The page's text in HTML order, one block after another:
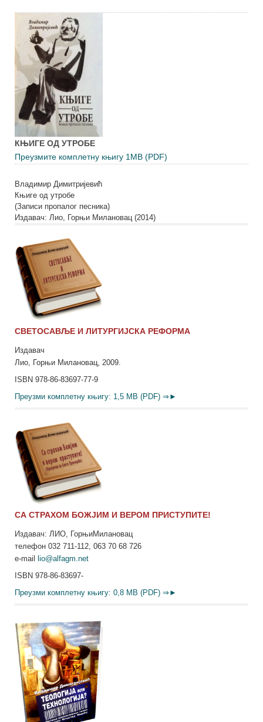
КЊИГЕ ОД УТРОБЕ
Преузмите комплетну књигу 1MB (PDF)
Владимир Димитријевић
Књиге од утробе
(Записи пропалог песника)
Издавач: Лио, Горњи Милановац (2014)
СВЕТОСАВЉЕ И ЛИТУРГИЈСКА РЕФОРМА
Издавач
Лио, Горњи Милановац, 2009.
ISBN 978-86-83697-77-9
Преузми комплетну књигу: 1,5 MB (PDF) ⇒►
СА СТРАХОМ БОЖЈИМ И ВЕРОМ ПРИСТУПИТЕ!
Издавач: ЛИО, ГорњиМилановац
телефон 032 711-112, 063 70 68 726
e-mail
lio@alfagm.net
ISBN 978-86-83697-
Преузми комплетну књигу: 0,8 MB (PDF) ⇒►